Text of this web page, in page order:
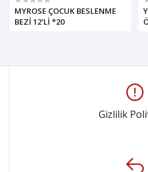
MYROSE ÇOCUK BESLENME
BEZİ 12'Lİ *20
Gizlilik